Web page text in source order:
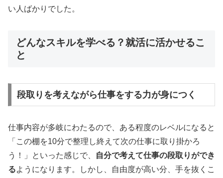
い人ばかりでした。
どんなスキルを学べる？就活に活かせるこ
と
段取りを考えながら仕事をする力が身につく
仕事内容が多岐にわたるので、ある程度のレベルになると
「この棚を10分で整理し終えて次の仕事に取り掛かろ
う！」といった感じで、
自分で考えて仕事の段取りができ
るようになります。しかし、自由度が高い分、手を抜くこ